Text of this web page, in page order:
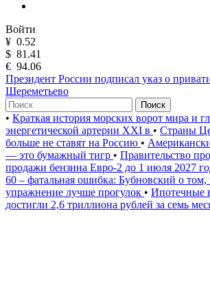
Войти
¥ 0.52
$ 81.41
€ 94.06
Президент России подписал указ о
Шереметьево
Поиск
• Краткая история морских ворот мира и
энергетической артерии XXI в • Страны
больше не ставят на Россию •
— это бумажный тигр • Правительство
продажи бензина Евро-2 до 1 июля 2027
60 – фатальная ошибка: Бубновский о том,
упражнение лучше прогулок • Ипотечные
достигли 2,6 триллиона рублей за семь